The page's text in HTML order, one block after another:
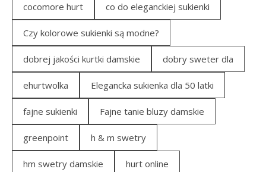
cocomore hurt co do eleganckiej sukienki
Czy kolorowe sukienki są modne?
dobrej jakości kurtki damskie dobry sweter dla
ehurtwolka Elegancka sukienka dla 50 latki
fajne sukienki Fajne tanie bluzy damskie
greenpoint h & m swetry
hm swetry damskie hurt online